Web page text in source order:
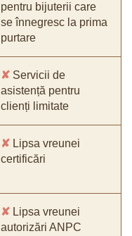
pentru bijuterii care
se înnegresc la prima
purtare
✘ Servicii de
asistență pentru
clienți limitate
✘ Lipsa vreunei
certificări
✘ Lipsa vreunei
autorizări ANPC